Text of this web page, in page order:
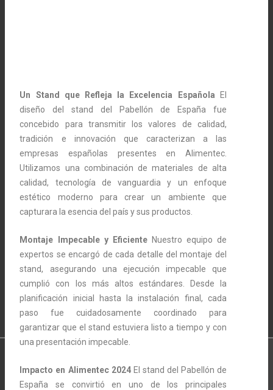
Un Stand que Refleja la Excelencia Española El
diseño del stand del Pabellón de España fue
concebido para transmitir los valores de calidad,
tradición e innovación que caracterizan a las
empresas españolas presentes en Alimentec.
Utilizamos una combinación de materiales de alta
calidad, tecnología de vanguardia y un enfoque
estético moderno para crear un ambiente que
capturara la esencia del país y sus productos.
Montaje Impecable y EficienteNuestro equipo de
expertos se encargó de cada detalle del montaje del
stand, asegurando una ejecución impecable que
cumplió con los más altos estándares. Desde la
planificación inicial hasta la instalación final, cada
paso fue cuidadosamente coordinado para
garantizar que el stand estuviera listo a tiempo y con
una presentación impecable.
Impacto en Alimentec 2024El stand del Pabellón de
España se convirtió en uno de los principales